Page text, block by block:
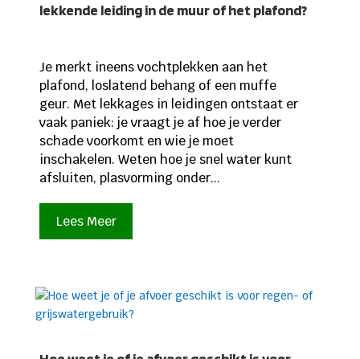
lekkende leiding in de muur of het plafond?
Je merkt ineens vochtplekken aan het
plafond, loslatend behang of een muffe
geur. Met lekkages in leidingen ontstaat er
vaak paniek: je vraagt je af hoe je verder
schade voorkomt en wie je moet
inschakelen. Weten hoe je snel water kunt
afsluiten, plasvorming onder...
Lees Meer